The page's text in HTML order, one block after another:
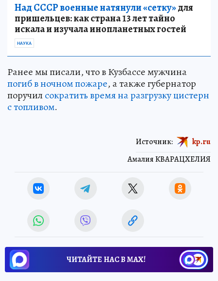
Над СССР военные натянули «сетку»для
пришельцев: как страна 13 лет тайно
искала и изучала инопланетных гостей
НАУКА
Ранее мы писали, что в Кузбассе мужчина
погиб в ночном пожаре, а также губернатор
поручил сократить время на разгрузку цистерн
с топливом.
Амалия КВАРАЦХЕЛИЯ
Источник: kp.ru
ЧИТАЙТЕ НАС В МАХ!